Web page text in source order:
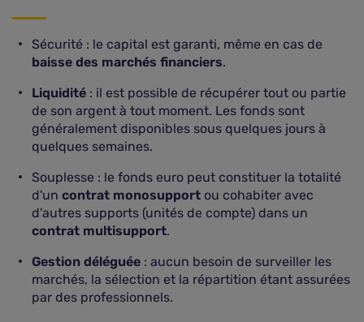
Sécurité : le capital est garanti, même en cas de
baisse des marchés financiers.
Liquidité : il est possible de récupérer tout ou partie
de son argent à tout moment. Les fonds sont
généralement disponibles sous quelques jours à
quelques semaines.
Souplesse : le fonds euro peut constituer la totalité
d'un contrat monosupport ou cohabiter avec
d'autres supports (unités de compte) dans un
contrat multisupport.
Gestion déléguée : aucun besoin de surveiller les
marchés, la sélection et la répartition étant assurées
par des professionnels.